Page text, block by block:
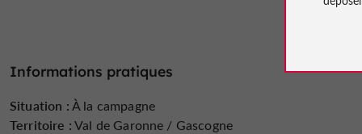
Informations pratiques
Situation :À la campagne
Territoire :Val de Garonne / Gascogne